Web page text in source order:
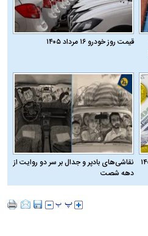
قیمت روز خودرو ۱۶ مرداد ۱۴۰۵
نقاشی‌های بادپر و جدال بر سر دو روایت از
دهه شصت